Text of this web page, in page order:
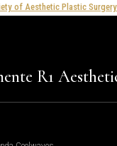
of Aesthetic Plastic Surgery
R1